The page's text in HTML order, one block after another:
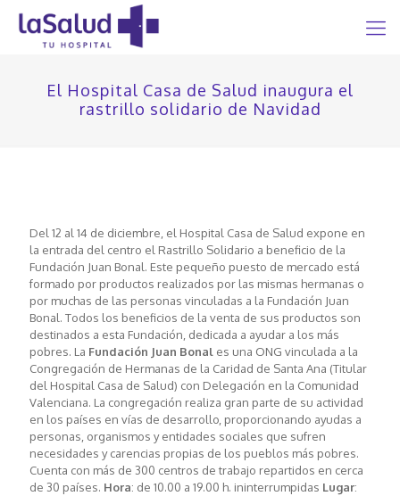
El Hospital Casa de Salud inaugura el
rastrillo solidario de Navidad
Del 12 al 14 de diciembre, el Hospital Casa de Salud expone en
la entrada del centro el Rastrillo Solidario a beneficio de la
Fundación Juan Bonal. Este pequeño puesto de mercado está
formado por productos realizados por las mismas hermanas o
por muchas de las personas vinculadas a la Fundación Juan
Bonal. Todos los beneficios de la venta de sus productos son
destinados a esta Fundación, dedicada a ayudar a los más
pobres. La Fundación Juan Bonal es una ONG vinculada a la
Congregación de Hermanas de la Caridad de Santa Ana (Titular
del Hospital Casa de Salud) con Delegación en la Comunidad
Valenciana. La congregación realiza gran parte de su actividad
en los países en vías de desarrollo, proporcionando ayudas a
personas, organismos y entidades sociales que sufren
necesidades y carencias propias de los pueblos más pobres.
Cuenta con más de 300 centros de trabajo repartidos en cerca
de 30 países. Hora: de 10.00 a 19.00 h. ininterrumpidas Lugar: